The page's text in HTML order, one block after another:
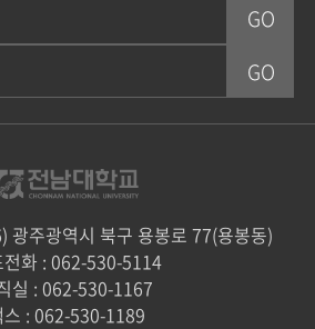
광주광역시 북구 용봉로 77(용봉동)
전화 : 062-530-5114
실 : 062-530-1167
스 : 062-530-1189